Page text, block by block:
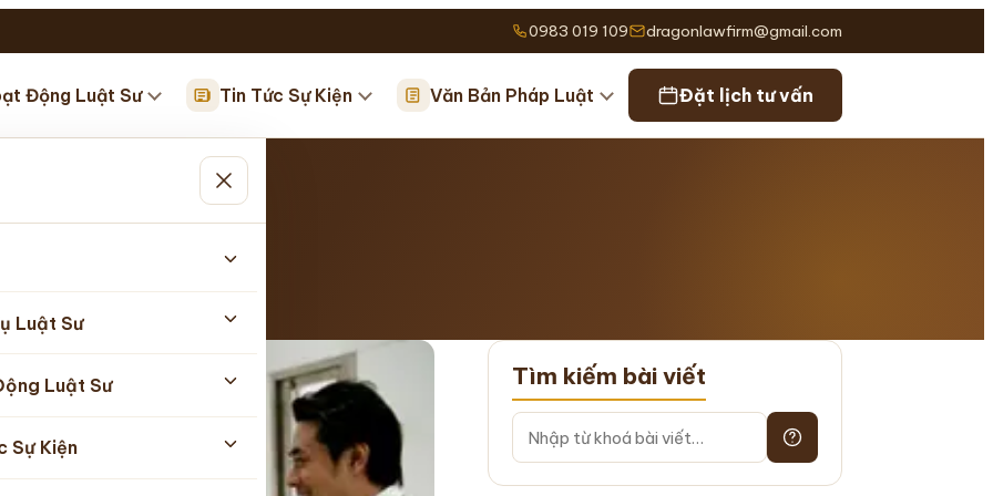
0983 019 109 dragonlawfirm@gmail.com
Động Luật Sư Tin Tức Sự Kiện Văn Bản Pháp Luật Đặt lịch tư vấn
Luật Sư
Luật Sư
Sự Kiện
2026
Tìm kiếm bài viết